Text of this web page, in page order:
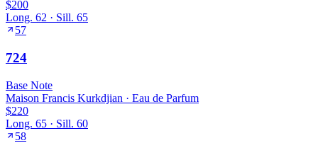
$200
Long. 62 · Sill. 65
57
724
Base Note
Maison Francis Kurkdjian · Eau de Parfum
$220
Long. 65 · Sill. 60
58